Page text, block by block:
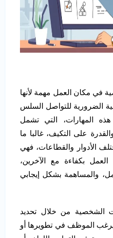
في مكان العمل مهمة لأنها
الضرورية للتواصل السلس
المهارات، التي تشمل
على التكيف، غالبا ما
الأدوار والقطاعات، فهي
بكفاءة مع الآخرين،
والمساهمة بشكل إيجابي
الشخصية من خلال تحديد
الموظف في تطويرها أو